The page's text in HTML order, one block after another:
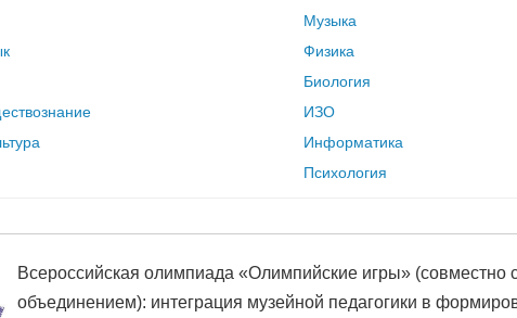
Музыка
Физика
Биология
ИЗО
Информатика
Психология
Всероссийская олимпиада «Олимпийские игры» (совместно
объединением): интеграция музейной педагогики в